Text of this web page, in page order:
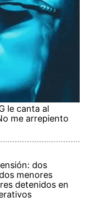
le canta al
me arrepiento
dos
menores
detenidos en